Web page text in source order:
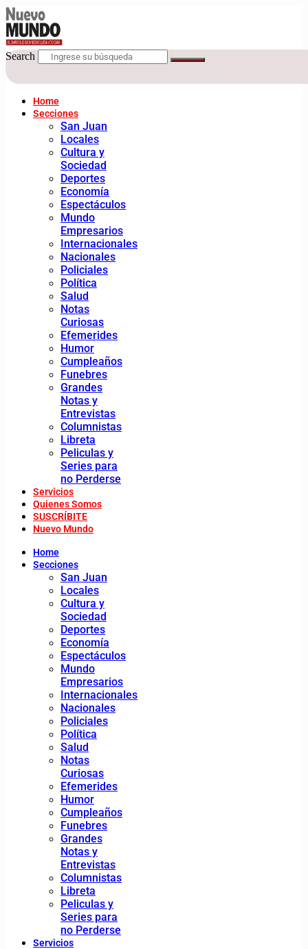
Search
Home
Secciones
San Juan
Locales
Cultura y
Sociedad
Deportes
Economía
Espectáculos
Mundo
Empresarios
Internacionales
Nacionales
Policiales
Política
Salud
Notas
Curiosas
Efemerides
Humor
Cumpleaños
Funebres
Grandes
Notas y
Entrevistas
Columnistas
Libreta
Peliculas y
Series para
no Perderse
Servicios
Quienes Somos
SUSCRÍBITE
Nuevo Mundo
Home
Secciones
San Juan
Locales
Cultura y
Sociedad
Deportes
Economía
Espectáculos
Mundo
Empresarios
Internacionales
Nacionales
Policiales
Política
Salud
Notas
Curiosas
Efemerides
Humor
Cumpleaños
Funebres
Grandes
Notas y
Entrevistas
Columnistas
Libreta
Peliculas y
Series para
no Perderse
Servicios